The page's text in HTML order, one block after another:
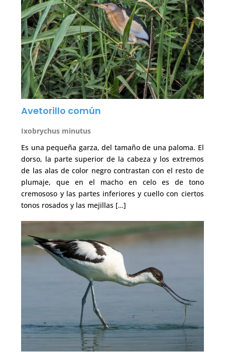
Avetorillo común
Ixobrychus minutus
Es una pequeña garza, del tamaño de una paloma. El
dorso, la parte superior de la cabeza y los extremos
de las alas de color negro contrastan con el resto de
plumaje, que en el macho en celo es de tono
cremososo y las partes inferiores y cuello con ciertos
tonos rosados y las mejillas […]